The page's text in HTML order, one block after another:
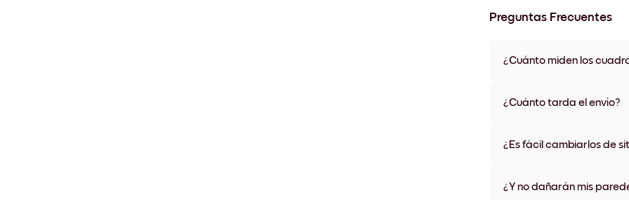
Preguntas Frecuentes
¿Cuánto miden los
materiales y colores de
¿Cuánto tarda el envío?
algunos países. Te
¿Es fácil cambiarlos de
¿Y no dañarán mis